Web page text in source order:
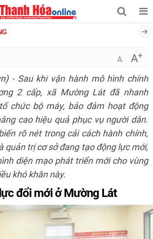
A A+
- Sau khi vận hành mô hình chính
2 cấp, xã Mường Lát đã nhanh
chức bộ máy, bảo đảm hoạt động
cao hiệu quả phục vụ người dân.
rõ nét trong cải cách hành chính,
quản trị cơ sở đang tạo động lực mới,
diện mạo phát triển mới cho vùng
khó khăn này.
đổi mới ở Mường Lát